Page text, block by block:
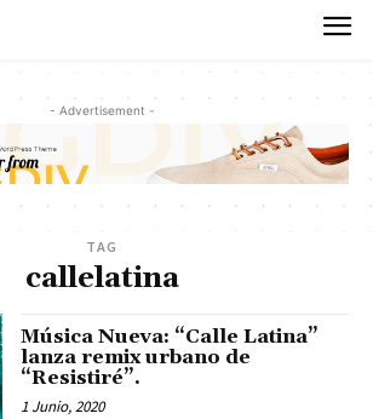
- Advertisement -
TAG
callelatina
Música Nueva: “Calle Latina”
lanza remix urbano de
“Resistiré”.
1 Junio, 2020